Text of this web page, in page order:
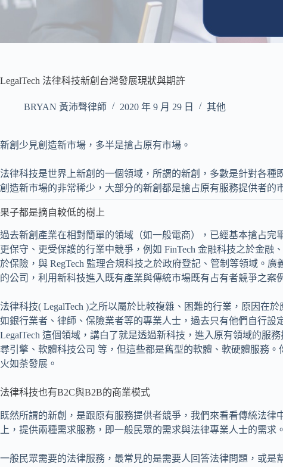
LegalTech 法律科技新創台灣發展現狀與期許
BRYAN 黃沛聲律師 2020 年 9 月 29 日 其他
新創少見創造新市場，多半是搶占原有市場。
法律科技是世界上新創的一個領域，所謂的新創，多數是針對各
創造新市場的非常稀少，大部分的新創都是搶占原有服務提供者的
果子都是摘自較低的樹上
過去新創產業在相對簡單的領域（如一般電商），已經基本搶占
更保守、更受保護的行業中競爭，例如 FinTech 金融科技之於金融
於保險，與 RegTech 監理合規科技之於政府登記、管制等領域。
的公司，利用新科技進入既有產業與傳統市場既有占有者競爭之案
法律科技( LegalTech )之所以屬於比較複雜、困難的行業，原因在
如銀行業者、律師、保險業者等的專業人士，過去只有他們自行
LegalTech 這個領域，講白了就是透過新科技，進入原有領域的服
尋引擎、軟體科技公司 等，但這些都是舊型的軟體、軟硬體服務
火如荼發展。
法律科技也有B2C與B2B的商業模式
既然所謂的新創，是跟原有服務提供者競爭，我們來看看傳統法
上，提供兩種需求服務，即一般民眾的需求與法律專業人士的需求。
一般民眾需要的法律服務，最常見的是需要人回答法律問題，或